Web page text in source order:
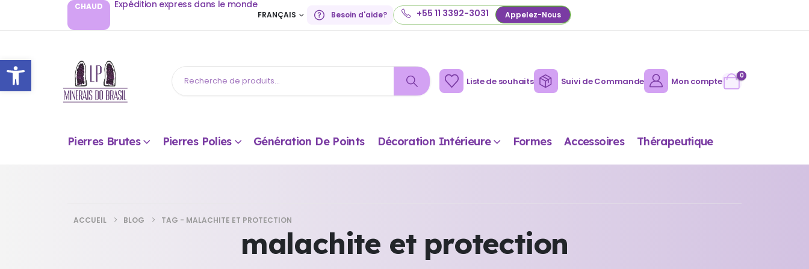
Ouvrir la barre d’outils
CHAUD Expédition express dans le monde
FRANÇAIS Besoin d'aide? +55 11 3392-3031 Appelez-Nous
Liste de souhaits Suivi de Commande Mon compte
0
Pierres Brutes Pierres Polies Génération De Points Décoration Intérieure Formes Accessoires Thérapeutique
ACCUEIL BLOG TAG - MALACHITE ET PROTECTION
malachite et protection